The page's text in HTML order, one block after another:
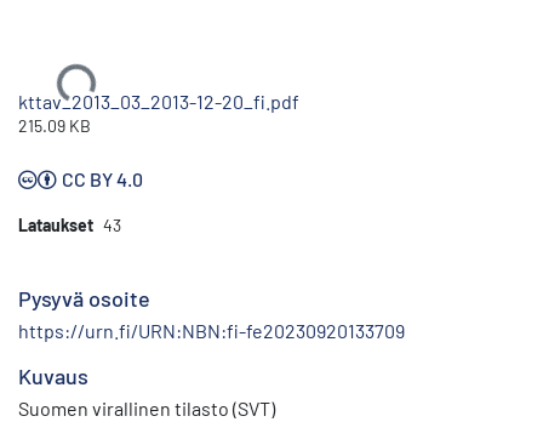
Ladataan...
kttav_2013_03_2013-12-20_fi.pdf
215.09 KB
CC BY 4.0
Lataukset 43
Pysyvä osoite
https://urn.fi/URN:NBN:fi-fe20230920133709
Kuvaus
Suomen virallinen tilasto (SVT)